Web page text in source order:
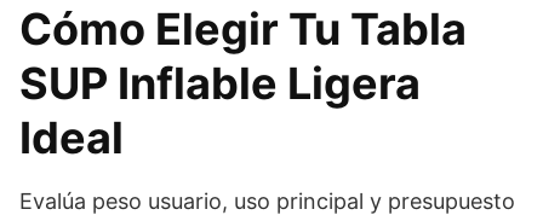
Cómo Elegir Tu Tabla
SUP Inflable Ligera
Ideal
Evalúa peso usuario, uso principal y presupuesto